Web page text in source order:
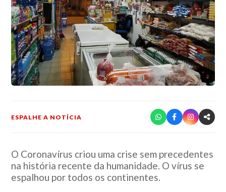
ESPALHE A NOTÍCIA
O Coronavírus criou uma crise sem precedentes
na história recente da humanidade. O vírus se
espalhou por todos os continentes.